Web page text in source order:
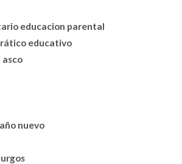
educacion parental
educativo
nuevo